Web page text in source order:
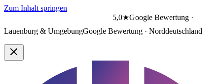
Zum Inhalt springen
5,0★Google Bewertung ·
Lauenburg & UmgebungGoogle Bewertung · Norddeutschland